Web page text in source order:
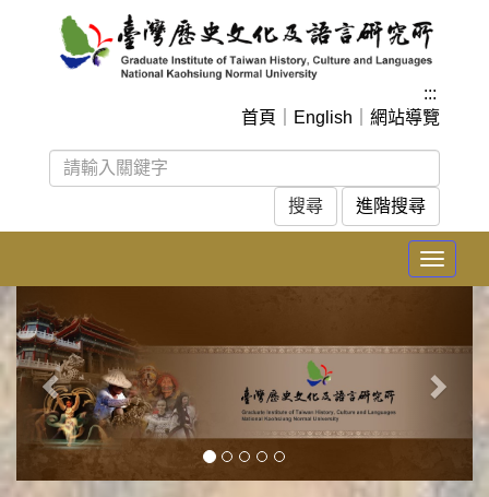
:::
首頁
English 網站導覽
進階搜尋
Toggle
上
一
張
一
張